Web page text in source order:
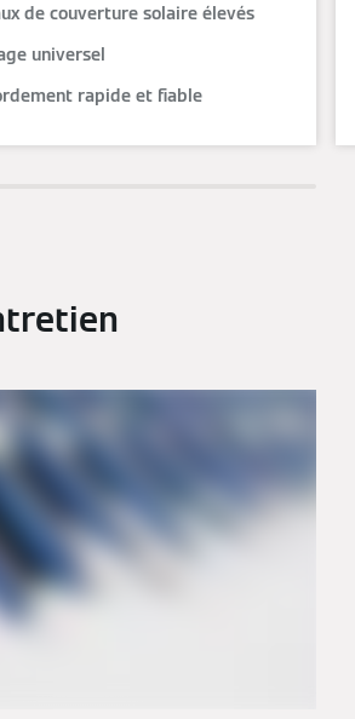
de couverture solaire élevés
universel
rapide et fiable